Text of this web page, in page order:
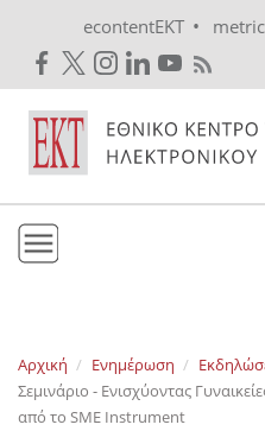
econtentEKT •
Εκδόσεις
Ενημέρωση
Αρχική Ενημέρωση
Σεμινάριο - Ενισχύοντας
από το SME Instrument